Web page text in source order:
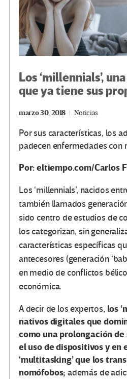
Los ‘millennials’,
que ya tiene sus
marzo 30, 2018 Noticias
Por sus características, los
padecen enfermedades con
Por: eltiempo.com/Carlos
Los ‘millennials’, nacidos
también llamados
sido centro de estudios de
los categorizan, sin
características específicas
antecesores (generación
en medio de conflictos
económica.
A decir de los expertos, los
nativos digitales que
como una prolongación de
el uso de dispositivos y
‘multitasking’ que los
nomófobos; además de